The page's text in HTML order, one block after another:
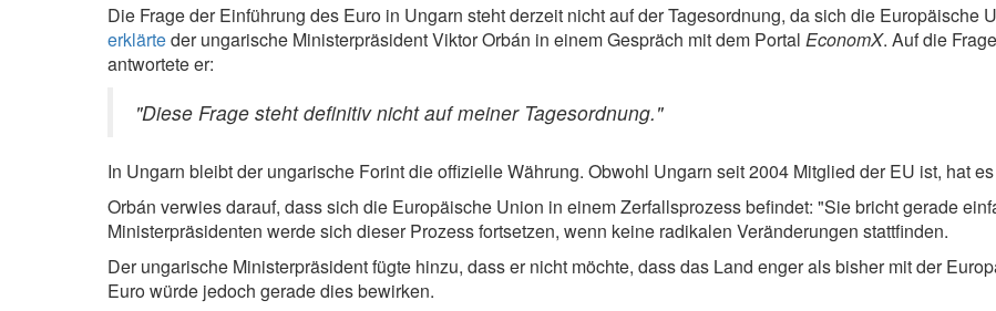
Die Frage der Einführung des Euro in Ungarn steht derzeit nicht auf der Tagesordnung, da sich die Europäische
erklärteder ungarische Ministerpräsident Viktor Orbán in einem Gespräch mit dem Portal EconomX. Auf die
antwortete er:
"Diese Frage steht definitiv nicht auf meiner Tagesordnung."
In Ungarn bleibt der ungarische Forint die offizielle Währung. Obwohl Ungarn seit 2004 Mitglied der EU ist, hat
Orbán verwies darauf, dass sich die Europäische Union in einem Zerfallsprozess befindet: "Sie bricht gerade
Ministerpräsidenten werde sich dieser Prozess fortsetzen, wenn keine radikalen Veränderungen stattfinden.
Der ungarische Ministerpräsident fügte hinzu, dass er nicht möchte, dass das Land enger als bisher mit der
Euro würde jedoch gerade dies bewirken.